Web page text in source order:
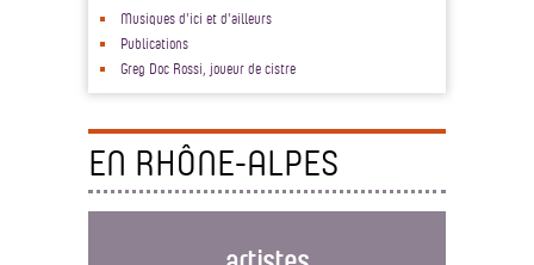
Musiques d'ici et d'ailleurs
Publications
Greg Doc Rossi, joueur de cistre
EN RHÔNE-ALPES